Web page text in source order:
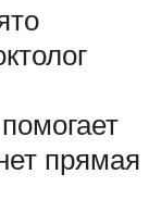
прямая